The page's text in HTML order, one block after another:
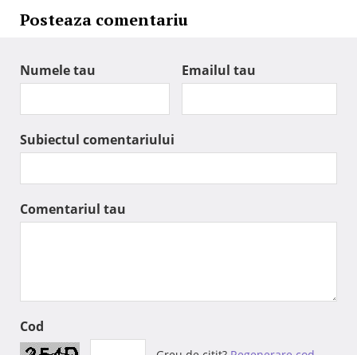
Posteaza comentariu
Numele tau Emailul tau
Subiectul comentariului
Comentariul tau
Cod